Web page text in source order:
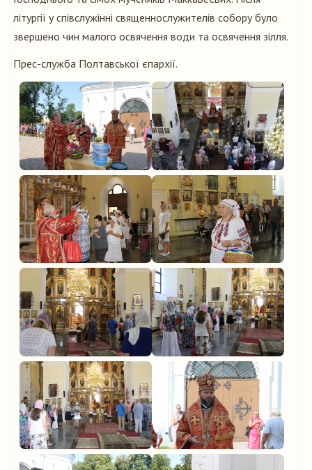
літургії у співслужінні священнослужителів собору було
звершено чин малого освячення води та освячення зілля.
Прес-служба Полтавської єпархії.